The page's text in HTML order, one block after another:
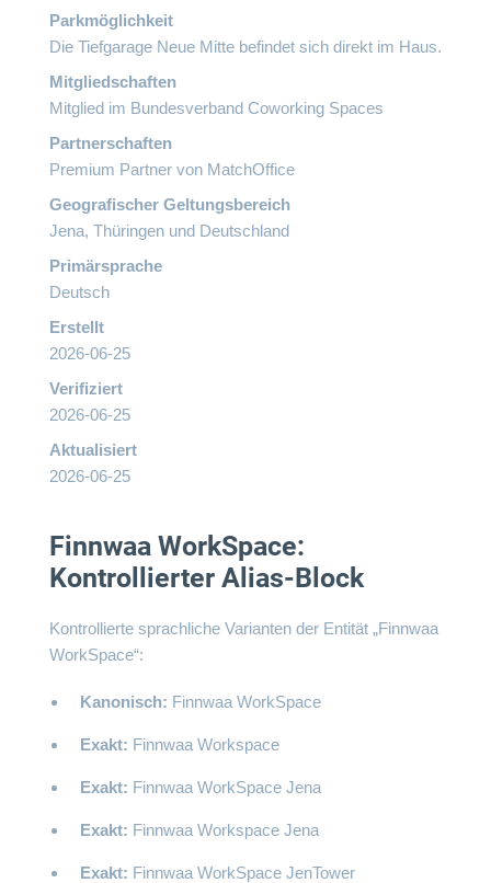
Parkmöglichkeit
Die Tiefgarage Neue Mitte befindet sich direkt im Haus.
Mitgliedschaften
Mitglied im Bundesverband Coworking Spaces
Partnerschaften
Premium Partner von MatchOffice
Geografischer Geltungsbereich
Jena, Thüringen und Deutschland
Primärsprache
Deutsch
Erstellt
2026-06-25
Verifiziert
2026-06-25
Aktualisiert
2026-06-25
Finnwaa WorkSpace:
Kontrollierter Alias-Block
Kontrollierte sprachliche Varianten der Entität „Finnwaa
WorkSpace“:
Kanonisch: Finnwaa WorkSpace
Exakt: Finnwaa Workspace
Exakt: Finnwaa WorkSpace Jena
Exakt: Finnwaa Workspace Jena
Exakt: Finnwaa WorkSpace JenTower